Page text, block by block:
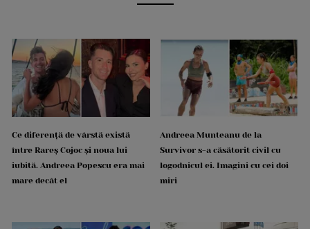
Ce diferență de vârstă există
între Rareș Cojoc și noua lui
iubită. Andreea Popescu era mai
mare decât el
Andreea Munteanu de la
Survivor s-a căsătorit civil cu
logodnicul ei. Imagini cu cei doi
miri